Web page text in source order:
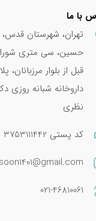
با ما
تهران، شهرستان قدس،
حسین، سی متری
داروخانه شبانه روزی
نظری
کد پستی 3753111442
021-46810061